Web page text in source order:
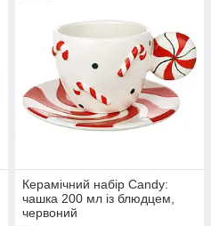
Керамічний набір Candy:
чашка 200 мл із блюдцем,
червоний